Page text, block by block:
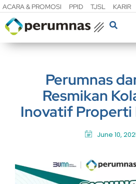
ACARA & PROMOSI PPID TJSL KARIR
Perumnas
Resmikan
Inovatif Properti
June 10,